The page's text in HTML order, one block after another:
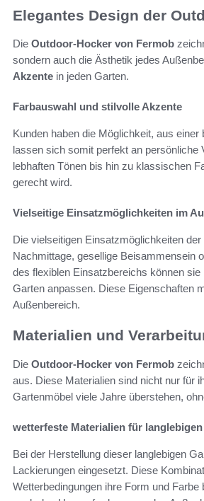
Elegantes Design der
Die Outdoor-Hocker von Fermob
sondern auch die Ästhetik jedes
Akzente in jeden Garten.
Farbauswahl und stilvolle Akzente
Kunden haben die Möglichkeit, aus
lassen sich somit perfekt an persönliche
lebhaften Tönen bis hin zu klassischen
gerecht wird.
Vielseitige Einsatzmöglichkeiten im
Die vielseitigen Einsatzmöglichkeiten der
Nachmittage, gesellige Beisammensein
des flexiblen Einsatzbereichs können
Garten anpassen. Diese Eigenschaften
Außenbereich.
Materialien und
Die Outdoor-Hocker von Fermob
aus. Diese Materialien sind nicht nur für
Gartenmöbel viele Jahre überstehen,
wetterfeste Materialien für
Bei der Herstellung dieser langlebigen
Lackierungen eingesetzt. Diese
Wetterbedingungen ihre Form und